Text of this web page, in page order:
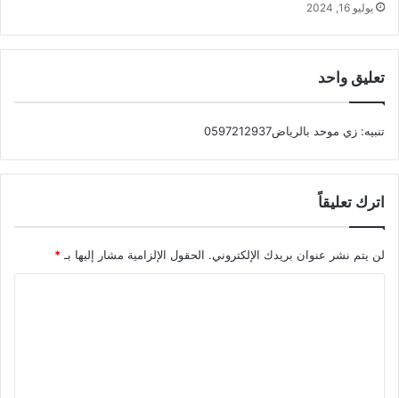
يوليو 16, 2024
تعليق واحد
تنبيه: زي موحد بالرياض0597212937
اترك تعليقاً
لن يتم نشر عنوان بريدك الإلكتروني. الحقول الإلزامية مشار إليها بـ *